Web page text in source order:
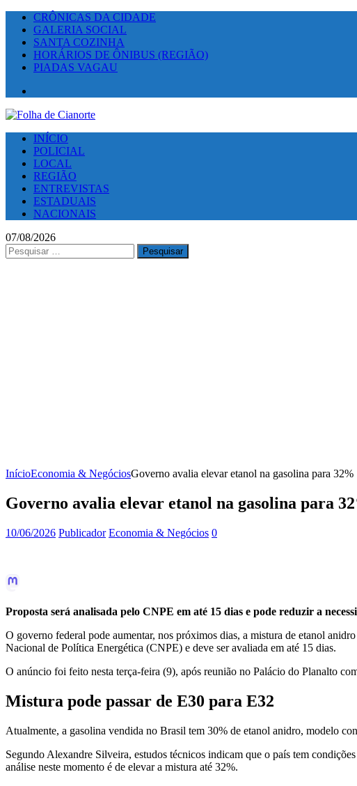
CRÔNICAS DA CIDADE
GALERIA SOCIAL
SANTA COZINHA
HORÁRIOS DE ÔNIBUS (REGIÃO)
PIADAS VAGAU
INÍCIO
POLICIAL
LOCAL
REGIÃO
ENTREVISTAS
ESTADUAIS
NACIONAIS
07/08/2026
Pesquisar
por:
InícioEconomia & NegóciosGoverno avalia elevar etanol na gasolina para 32%
Governo avalia elevar etanol na gasolina para
10/06/2026 Publicador Economia & Negócios 0
Proposta será analisada pelo CNPE em até 15 dias e pode reduzir a
O governo federal pode aumentar, nos próximos dias, a mistura de etanol
Nacional de Política Energética (CNPE) e deve ser avaliada em até 15 dias.
O anúncio foi feito nesta terça-feira (9), após reunião no Palácio do Planalto
Mistura pode passar de E30 para E32
Atualmente, a gasolina vendida no Brasil tem 30% de etanol anidro, modelo
Segundo Alexandre Silveira, estudos técnicos indicam que o país tem
análise neste momento é de elevar a mistura até 32%.